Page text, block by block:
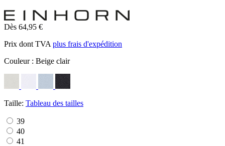
Dès 64,95 €
Prix dont TVA plus frais d'expédition
Couleur : Beige clair
Taille: Tableau des tailles
39
40
41